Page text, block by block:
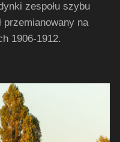
zespołu szybu
przemianowany na
1906-1912.